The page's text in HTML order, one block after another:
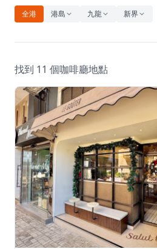
音樂
全港 港島 九龍 新界
找到 11 個咖啡廳地點